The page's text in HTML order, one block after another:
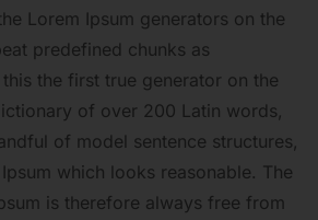
Lorem Ipsum generators on the
predefined chunks as
the first true generator on the
of over 200 Latin words,
of model sentence structures,
which looks reasonable. The
is therefore always free from